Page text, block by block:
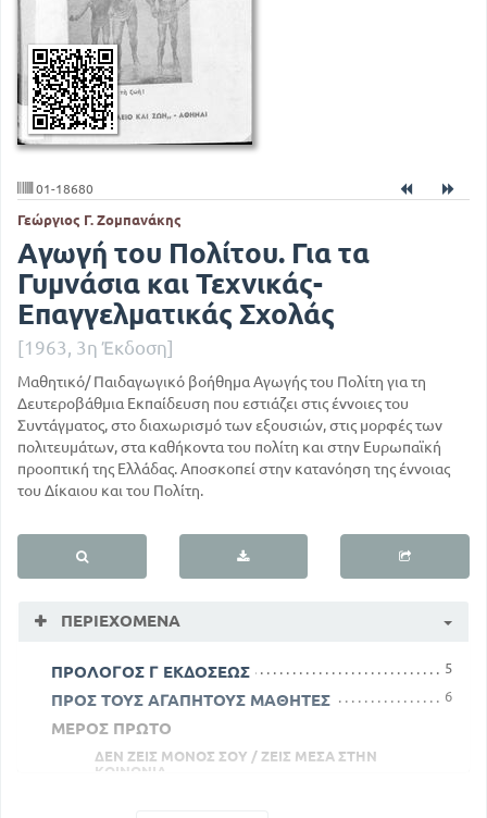
01-18680
Γεώργιος Γ. Ζομπανάκης
Αγωγή του Πολίτου. Για τα
Γυμνάσια και Τεχνικάς-
Επαγγελματικάς Σχολάς
[1963, 3η Έκδοση]
Μαθητικό/ Παιδαγωγικό βοήθημα Αγωγής του Πολίτη για τη
Δευτεροβάθμια Εκπαίδευση που εστιάζει στις έννοιες του
Συντάγματος, στο διαχωρισμό των εξουσιών, στις μορφές των
πολιτευμάτων, στα καθήκοντα του πολίτη και στην Ευρωπαϊκή
προοπτική της Ελλάδας. Αποσκοπεί στην κατανόηση της έννοιας
του Δίκαιου και του Πολίτη.
ΠΕΡΙΕΧΌΜΕΝΑ
ΠΡΟΛΟΓΟΣ Γ ΕΚΔΟΣΕΩΣ 5
ΠΡΟΣ ΤΟΥΣ ΑΓΑΠΗΤΟΥΣ ΜΑΘΗΤΕΣ 6
ΜΕΡΟΣ ΠΡΩΤΟ
ΔΕΝ ΖΕΙΣ ΜΟΝΟΣ ΣΟΥ / ΖΕΙΣ ΜΕΣΑ ΣΤΗΝ
ΚΟΙΝΩΝΙΑ